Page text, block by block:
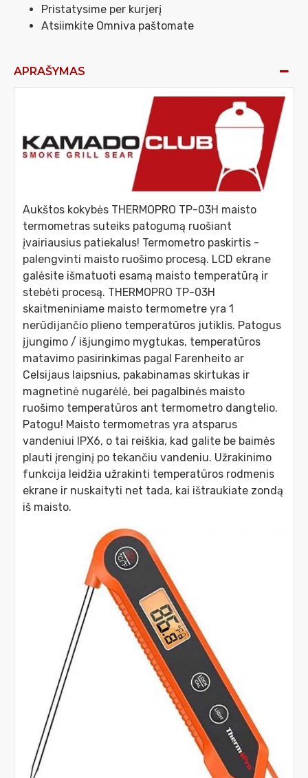
Pristatysime per kurjerį
Atsiimkite Omniva paštomate
APRAŠYMAS
Aukštos kokybės THERMOPRO TP-03H maisto
termometras suteiks patogumą ruošiant
įvairiausius patiekalus! Termometro paskirtis -
palengvinti maisto ruošimo procesą. LCD ekrane
galėsite išmatuoti esamą maisto temperatūrą ir
stebėti procesą. THERMOPRO TP-03H
skaitmeniniame maisto termometre yra 1
nerūdijančio plieno temperatūros jutiklis. Patogus
įjungimo / išjungimo mygtukas, temperatūros
matavimo pasirinkimas pagal Farenheito ar
Celsijaus laipsnius, pakabinamas skirtukas ir
magnetinė nugarėlė, bei pagalbinės maisto
ruošimo temperatūros ant termometro dangtelio.
Patogu! Maisto termometras yra atsparus
vandeniui IPX6, o tai reiškia, kad galite be baimės
plauti įrenginį po tekančiu vandeniu. Užrakinimo
funkcija leidžia užrakinti temperatūros rodmenis
ekrane ir nuskaityti net tada, kai ištraukiate zondą
iš maisto.